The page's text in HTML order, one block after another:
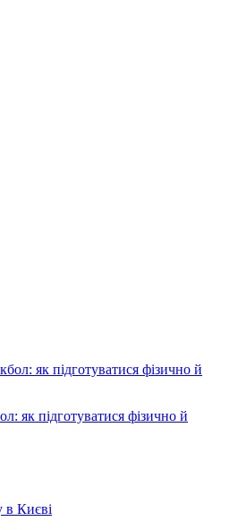
як підготуватися фізично й